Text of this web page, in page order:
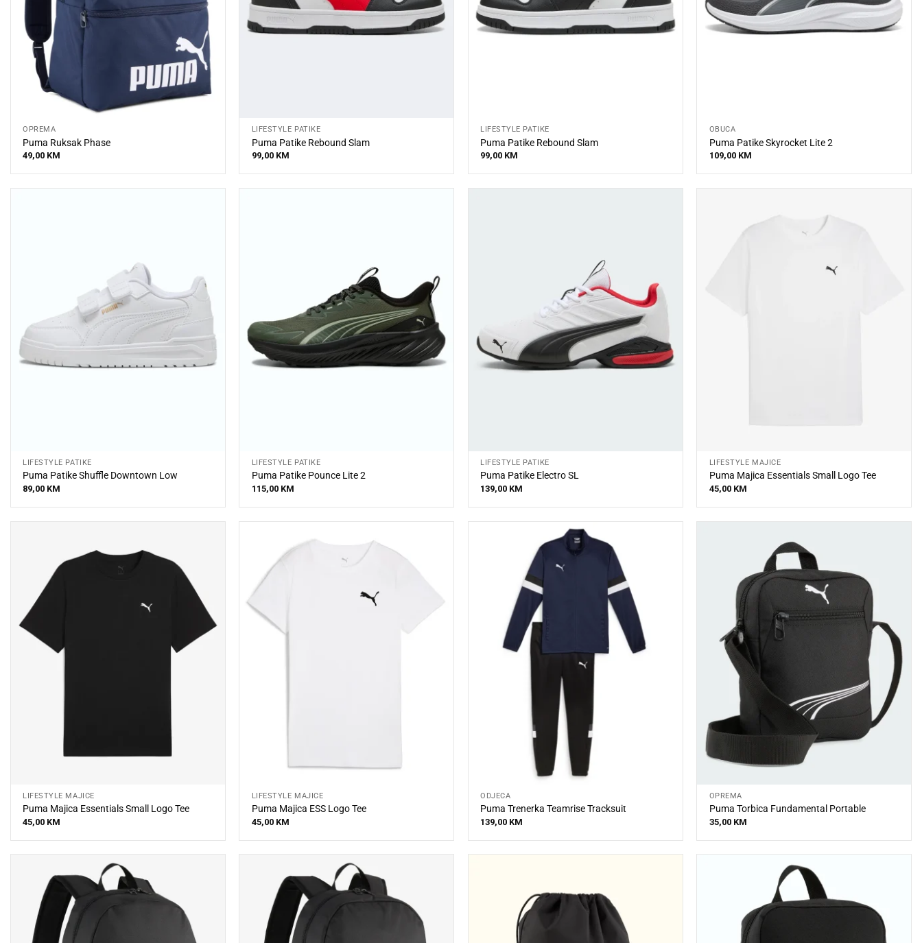
OPREMA
Puma Ruksak Phase
49,00 KM
LIFESTYLE PATIKE
Puma Patike Rebound Slam
99,00 KM
LIFESTYLE PATIKE
Puma Patike Rebound Slam
99,00 KM
OBUĆA
Puma Patike Skyrocket Lite 2
109,00 KM
LIFESTYLE PATIKE
Puma Patike Shuffle Downtown Low
89,00 KM
LIFESTYLE PATIKE
Puma Patike Pounce Lite 2
115,00 KM
LIFESTYLE PATIKE
Puma Patike Electro SL
139,00 KM
LIFESTYLE MAJICE
Puma Majica Essentials Small Logo Tee
45,00 KM
LIFESTYLE MAJICE
Puma Majica Essentials Small Logo Tee
45,00 KM
LIFESTYLE MAJICE
Puma Majica ESS Logo Tee
45,00 KM
ODJEĆA
Puma Trenerka Teamrise Tracksuit
139,00 KM
OPREMA
Puma Torbica Fundamental Portable
35,00 KM